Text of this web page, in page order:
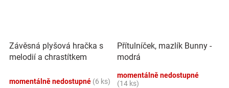
Závěsná plyšová hračka s
melodií a chrastítkem
momentálně nedostupné (6 ks)
Přítulníček, mazlík Bunny -
modrá
momentálně nedostupné
(14 ks)